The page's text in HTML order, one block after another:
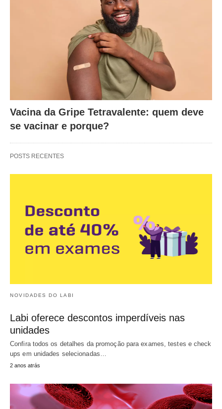
Vacina da Gripe Tetravalente: quem deve
se vacinar e porque?
POSTS RECENTES
NOVIDADES DO LABI
Labi oferece descontos imperdíveis nas
unidades
Confira todos os detalhes da promoção para exames, testes e check
ups em unidades selecionadas…
2 anos atrás